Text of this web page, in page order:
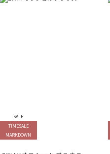
SALE
TIMESALE
MARKDOWN